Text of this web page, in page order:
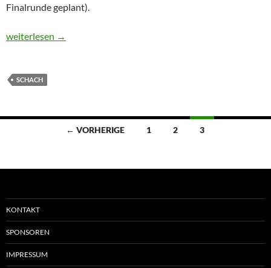
Finalrunde geplant).
Bericht von der Blitzeinzel-Meisterschaft im Bezirk 8
weiterlesen →
SCHACH
Beitragsnavigation
← VORHERIGE 1 2 3
KONTAKT
SPONSOREN
IMPRESSUM